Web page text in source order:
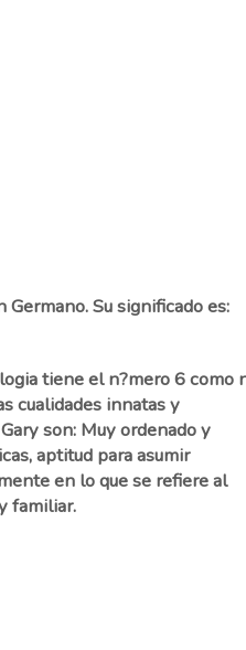
Su significado es:
tiene el n?mero 6 como
cualidades innatas y
son: Muy ordenado y
aptitud para asumir
en lo que se refiere al
familiar.